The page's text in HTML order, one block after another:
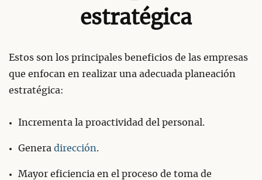
estratégica
Estos son los principales beneficios de las empresas
que enfocan en realizar una adecuada planeación
estratégica:
Incrementa la proactividad del personal.
Genera dirección.
Mayor eficiencia en el proceso de toma de